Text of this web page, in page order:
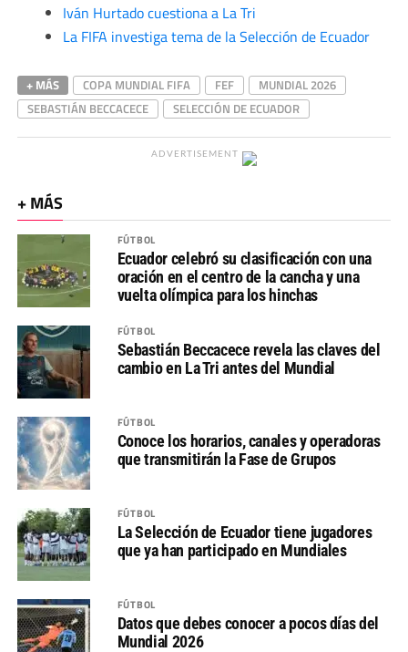
Iván Hurtado cuestiona a La Tri
La FIFA investiga tema de la Selección de Ecuador
+ MÁS COPA MUNDIAL FIFA FEF
MUNDIAL 2026
SEBASTIÁN BECCACECE
SELECCIÓN DE ECUADOR
ADVERTISEMENT
+ MÁS
FÚTBOL
Ecuador celebró su clasificación con una
oración en el centro de la cancha y una
vuelta olímpica para los hinchas
FÚTBOL
Sebastián Beccacece revela las claves del
cambio en La Tri antes del Mundial
FÚTBOL
Conoce los horarios, canales y operadoras
que transmitirán la Fase de Grupos
FÚTBOL
La Selección de Ecuador tiene jugadores
que ya han participado en Mundiales
FÚTBOL
Datos que debes conocer a pocos días del
Mundial 2026